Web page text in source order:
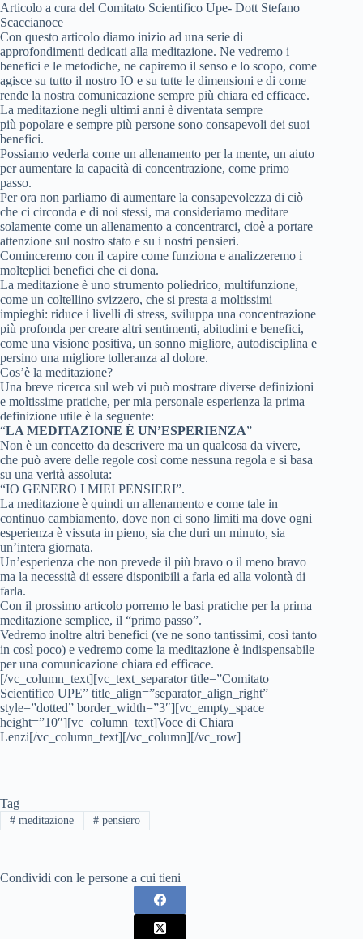
Articolo a cura del Comitato Scientifico Upe- Dott Stefano
Scaccianoce
Con questo articolo diamo inizio ad una serie di
approfondimenti dedicati alla meditazione. Ne vedremo i
benefici e le metodiche, ne capiremo il senso e lo scopo, come
agisce su tutto il nostro IO e su tutte le dimensioni e di come
rende la nostra comunicazione sempre più chiara ed efficace.
La meditazione negli ultimi anni è diventata sempre
più popolare e sempre più persone sono consapevoli dei suoi
benefici.
Possiamo vederla come un allenamento per la mente, un aiuto
per aumentare la capacità di concentrazione, come primo
passo.
Per ora non parliamo di aumentare la consapevolezza di ciò
che ci circonda e di noi stessi, ma consideriamo meditare
solamente come un allenamento a concentrarci, cioè a portare
attenzione sul nostro stato e su i nostri pensieri.
Cominceremo con il capire come funziona e analizzeremo i
molteplici benefici che ci dona.
La meditazione è uno strumento poliedrico, multifunzione,
come un coltellino svizzero, che si presta a moltissimi
impieghi: riduce i livelli di stress, sviluppa una concentrazione
più profonda per creare altri sentimenti, abitudini e benefici,
come una visione positiva, un sonno migliore, autodisciplina e
persino una migliore tolleranza al dolore.
Cos’è la meditazione?
Una breve ricerca sul web vi può mostrare diverse definizioni
e moltissime pratiche, per mia personale esperienza la prima
definizione utile è la seguente:
“LA MEDITAZIONE È UN’ESPERIENZA”
Non è un concetto da descrivere ma un qualcosa da vivere,
che può avere delle regole così come nessuna regola e si basa
su una verità assoluta:
“IO GENERO I MIEI PENSIERI”.
La meditazione è quindi un allenamento e come tale in
continuo cambiamento, dove non ci sono limiti ma dove ogni
esperienza è vissuta in pieno, sia che duri un minuto, sia
un’intera giornata.
Un’esperienza che non prevede il più bravo o il meno bravo
ma la necessità di essere disponibili a farla ed alla volontà di
farla.
Con il prossimo articolo porremo le basi pratiche per la prima
meditazione semplice, il “primo passo”.
Vedremo inoltre altri benefici (ve ne sono tantissimi, così tanto
in così poco) e vedremo come la meditazione è indispensabile
per una comunicazione chiara ed efficace.
[/vc_column_text][vc_text_separator title=”Comitato
Scientifico UPE” title_align=”separator_align_right”
style=”dotted” border_width=”3″][vc_empty_space
height=”10″][vc_column_text]Voce di Chiara
Lenzi[/vc_column_text][/vc_column][/vc_row]
Tag
#meditazione #pensiero
Condividi con le persone a cui tieni